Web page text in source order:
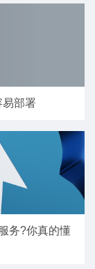
易部署
务?你真的懂